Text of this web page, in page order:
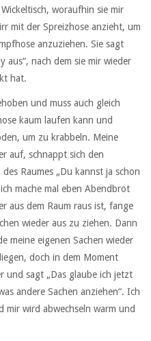
woraufhin sie mir
mit der Spreizhose anzieht, um
anzuziehen. Sie sagt
aus“, nach dem sie mir wieder
hat.
und muss auch gleich
kaum laufen kann und
um zu krabbeln. Meine
auf, schnappt sich den
Raumes „Du kannst ja schon
mache mal eben Abendbrot
aus dem Raum raus ist, fange
wieder aus zu ziehen. Dann
meine eigenen Sachen wieder
doch in dem Moment
und sagt „Das glaube ich jetzt
andere Sachen anziehen“. Ich
mir wird abwechseln warm und